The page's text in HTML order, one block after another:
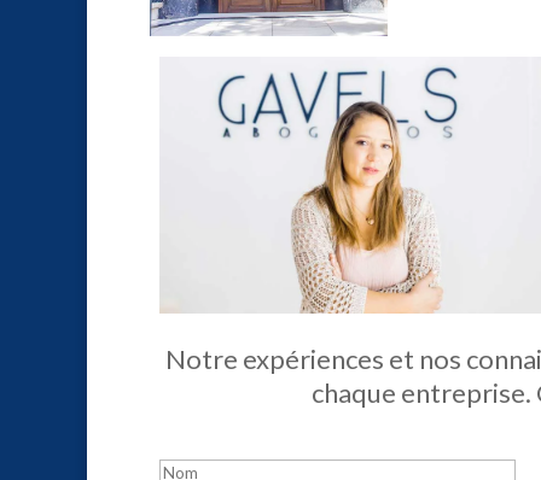
Notre expériences et nos
chaque entreprise.